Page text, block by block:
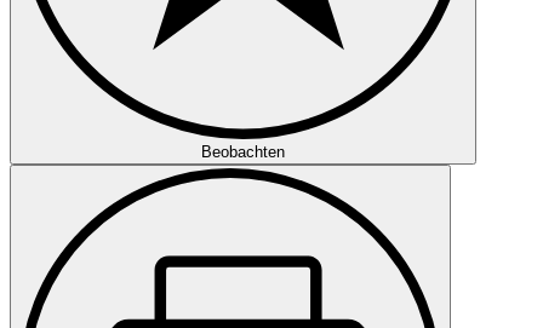
Beobachten